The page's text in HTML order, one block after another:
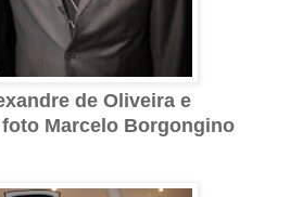
de Oliveira e
Marcelo Borgongino